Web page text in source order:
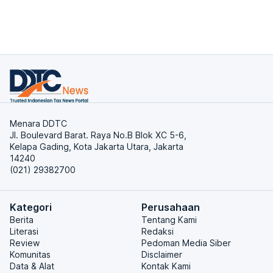
Menara DDTC
Jl. Boulevard Barat. Raya No.B Blok XC 5-6,
Kelapa Gading, Kota Jakarta Utara, Jakarta
14240
(021) 29382700
Kategori
Berita
Literasi
Review
Komunitas
Data & Alat
Perusahaan
Tentang Kami
Redaksi
Pedoman Media Siber
Disclaimer
Kontak Kami